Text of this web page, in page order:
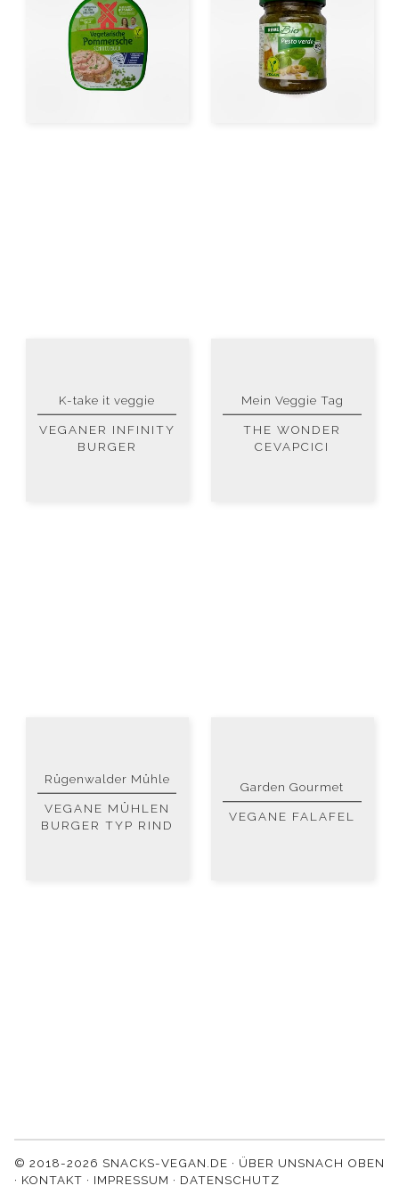
K-take it veggie
VEGANER INFINITY
BURGER
Mein Veggie Tag
THE WONDER
CEVAPCICI
Rügenwalder Mühle
VEGANE MÜHLEN
BURGER TYP RIND
Garden Gourmet
VEGANE FALAFEL
NACH OBEN
© 2018-2026 SNACKS-VEGAN.DE · ÜBER UNS
· KONTAKT · IMPRESSUM · DATENSCHUTZ